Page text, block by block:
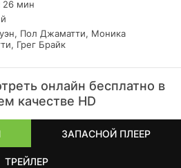
26 мин
Пол Джаматти, Моника
Грег Брайк
онлайн бесплатно в
качестве HD
ЗАПАСНОЙ ПЛЕЕР
ТРЕЙЛЕР